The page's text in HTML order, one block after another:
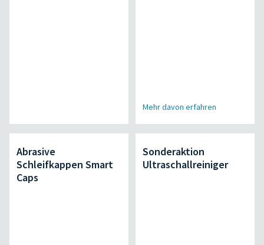
Mehr davon erfahren
Abrasive
Schleifkappen Smart
Caps
Sonderaktion
Ultraschallreiniger